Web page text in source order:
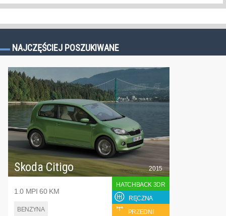
NAJCZĘŚCIEJ POSZUKIWANE
Skoda Citigo
1.0 MPI 60 KM
BENZYNA
2015
HATCHBACK 3DR
RĘCZNA
PRZEDNI